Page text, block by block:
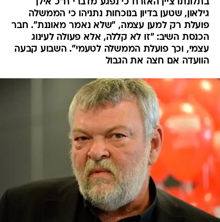
בתלונתו ציין האזרח כי נפגע מדברי ח"כ אילן
גילאון, שטען בדיון בנוכחות נתניהו כי הממשלה
פועלת רק למען עצמה, "שלא נאמר מאוננת". חבר
הכנסת השיב: "זו לא קללה, אלא פעולה לעינוג
עצמי, וכך פועלת הממשלה לטעמי". השבוע קבעה
הוועדה אם חצה את הגבול